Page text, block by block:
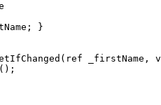
}
_firstName,